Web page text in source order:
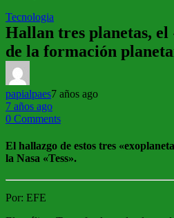
Tecnologia
Hallan tres planetas, el
de la formación
papialpaes7 años ago
7 años ago
0 Comments
El hallazgo de estos tres
la Nasa «Tess».
Por: EFE